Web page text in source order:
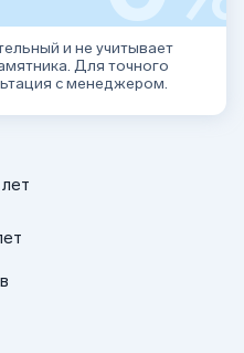
и не учитывает
Для точного
с менеджером.